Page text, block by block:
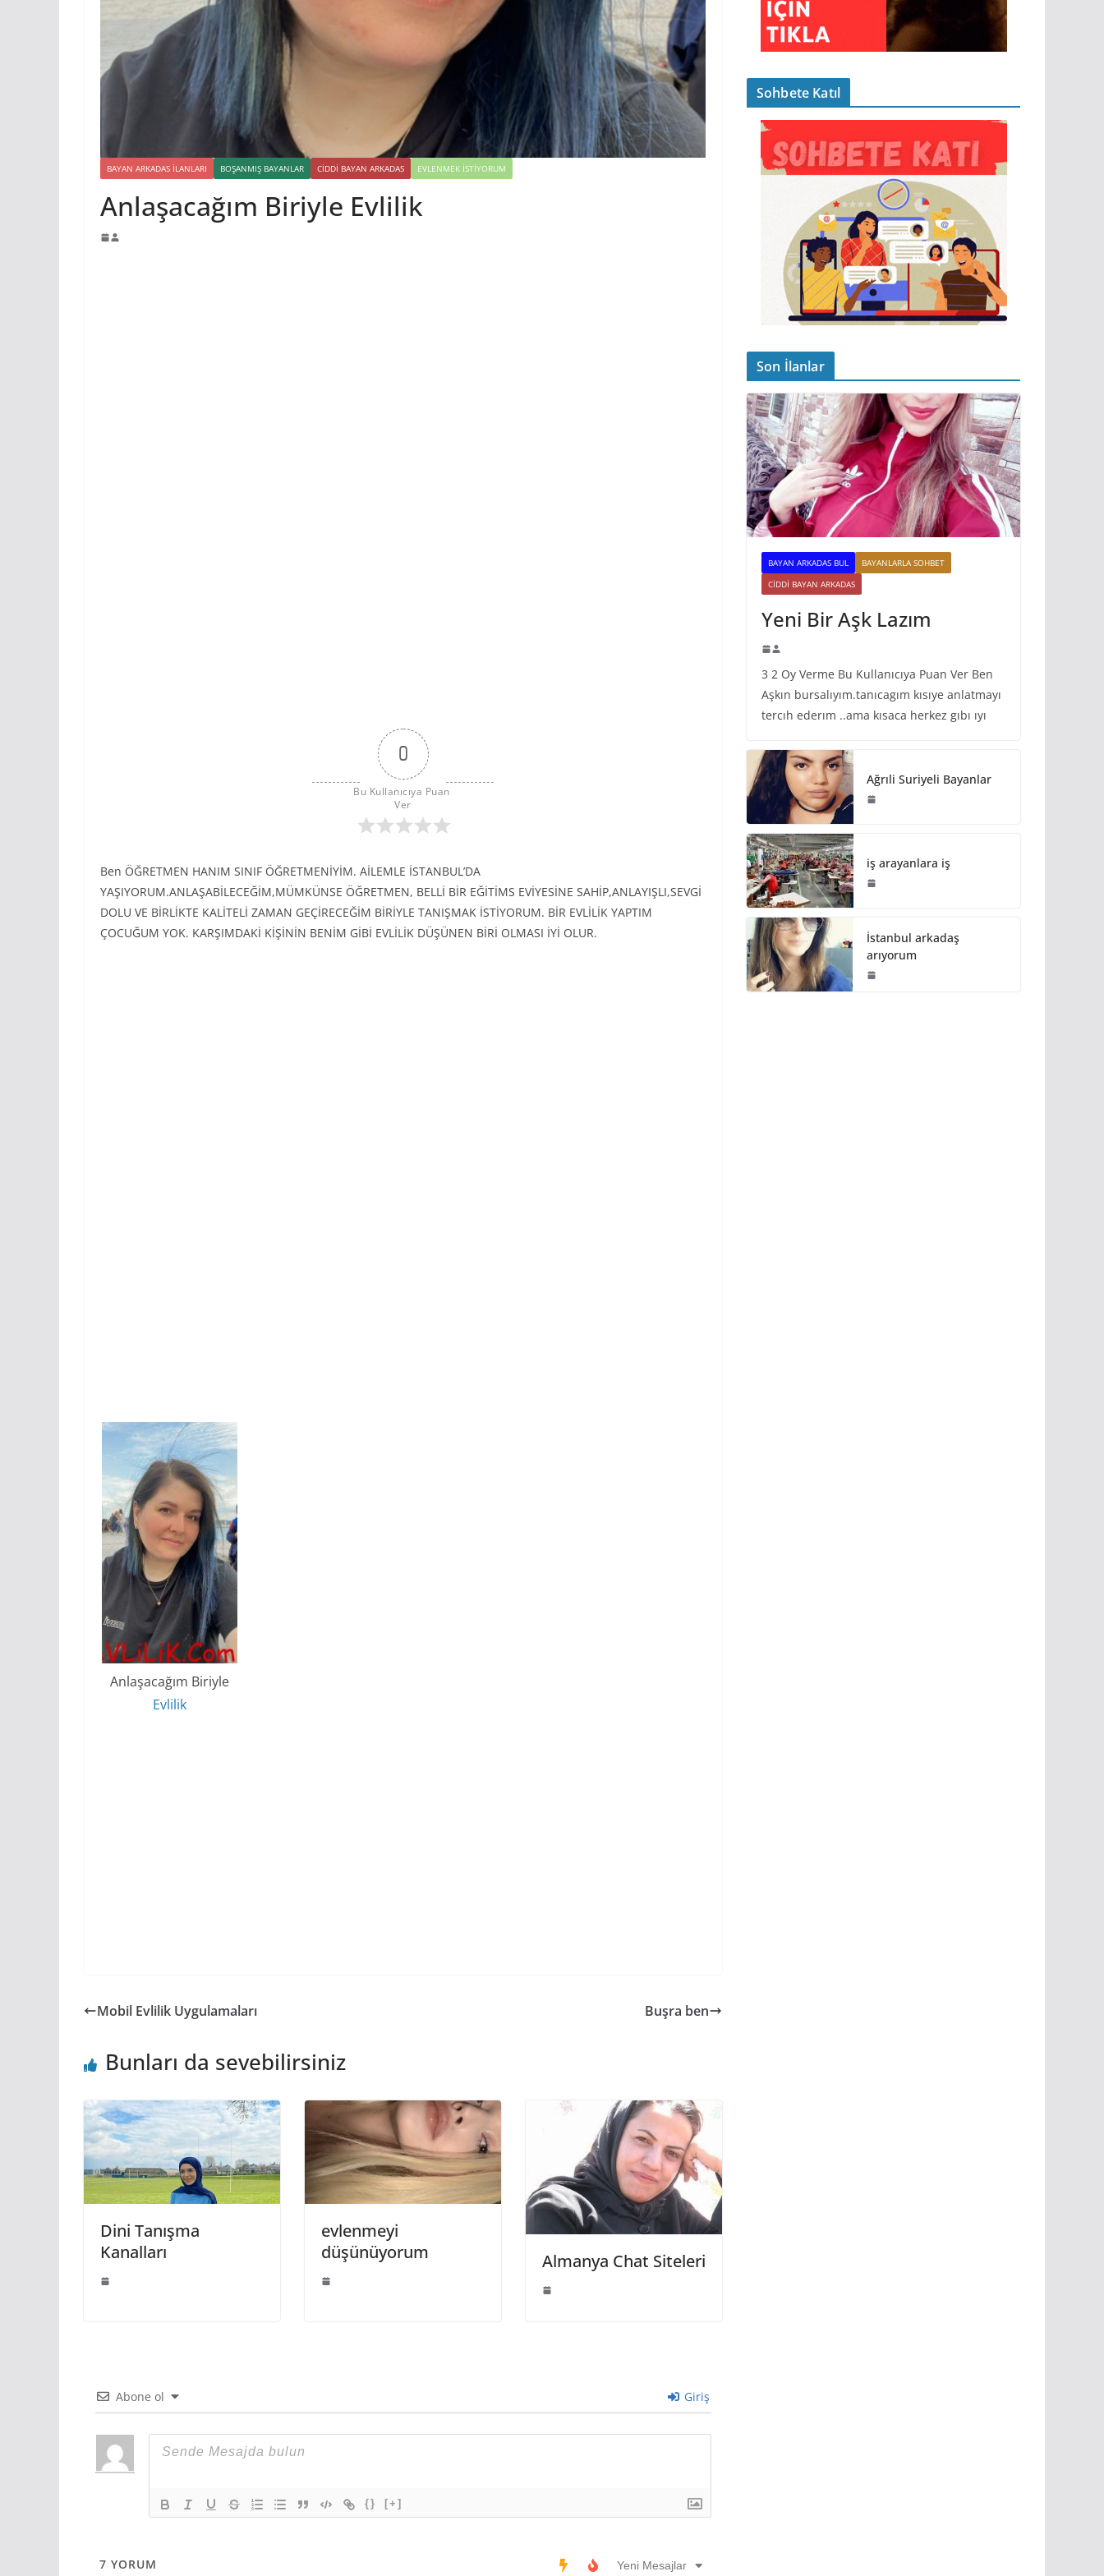
BAYAN ARKADAS ILANLARI BOŞANMIŞ BAYANLAR CIDDI BAYAN ARKADAS EVLENMEK İSTIYORUM
Anlaşacağım Biriyle Evlilik
0
Bu Kullanıcıya Puan
Ver
Ben ÖĞRETMEN HANIM SINIF ÖĞRETMENİYİM. AİLEMLE İSTANBUL’DA
YAŞIYORUM.ANLAŞABİLECEĞİM,MÜMKÜNSE ÖĞRETMEN, BELLİ BİR EĞİTİMS EVİYESİNE SAHİP,ANLAYIŞLI,SEVGİ
DOLU VE BİRLİKTE KALİTELİ ZAMAN GEÇİRECEĞİM BİRİYLE TANIŞMAK İSTİYORUM. BİR EVLİLİK YAPTIM
ÇOCUĞUM YOK. KARŞIMDAKİ KİŞİNİN BENİM GİBİ EVLİLİK DÜŞÜNEN BİRİ OLMASI İYİ OLUR.
Anlaşacağım Biriyle
Evlilik
Mobil Evlilik Uygulamaları Buşra ben
Bunları da sevebilirsiniz
Dini Tanışma
Kanalları
evlenmeyi
düşünüyorum
Almanya Chat Siteleri
Abone ol Giriş
{} [+]
7 YORUM Yeni Mesajlar
Sohbete Katıl
Son İlanlar
BAYAN ARKADAS BUL
BAYANLARLA SOHBET
CIDDI BAYAN ARKADAS
Yeni Bir Aşk Lazım
3 2 Oy Verme Bu Kullanıcıya Puan Ver Ben
Aşkın bursalıyım.tanıcagım kısıye anlatmayı
tercıh ederım ..ama kısaca herkez gıbı ıyı
Ağrıli Suriyeli Bayanlar
iş arayanlara iş
İstanbul arkadaş
arıyorum